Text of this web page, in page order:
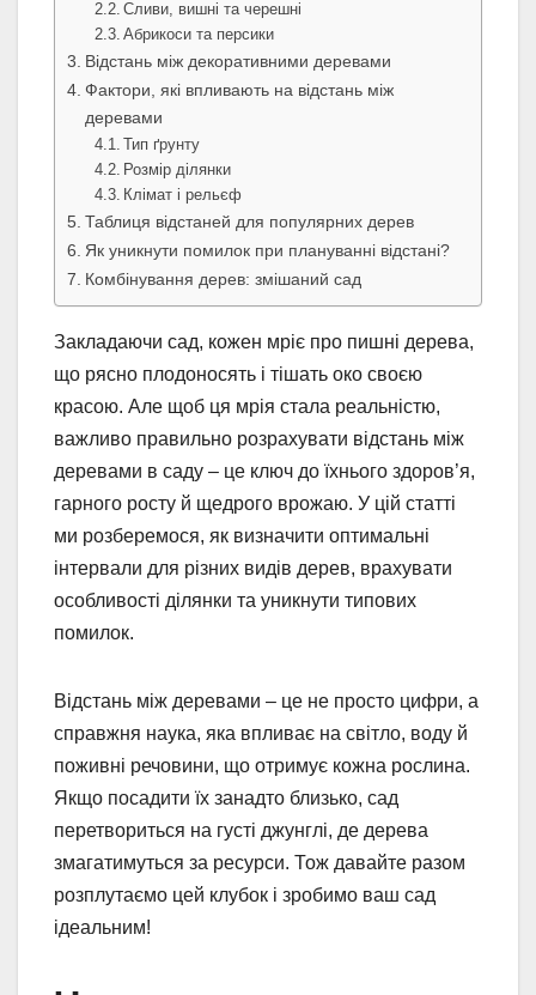
Сливи, вишні та черешні
Абрикоси та персики
Відстань між декоративними деревами
Фактори, які впливають на відстань між
деревами
Тип ґрунту
Розмір ділянки
Клімат і рельєф
Таблиця відстаней для популярних дерев
Як уникнути помилок при плануванні відстані?
Комбінування дерев: змішаний сад
Закладаючи сад, кожен мріє про пишні дерева,
що рясно плодоносять і тішать око своєю
красою. Але щоб ця мрія стала реальністю,
важливо правильно розрахувати відстань між
деревами в саду – це ключ до їхнього здоров’я,
гарного росту й щедрого врожаю. У цій статті
ми розберемося, як визначити оптимальні
інтервали для різних видів дерев, врахувати
особливості ділянки та уникнути типових
помилок.
Відстань між деревами – це не просто цифри, а
справжня наука, яка впливає на світло, воду й
поживні речовини, що отримує кожна рослина.
Якщо посадити їх занадто близько, сад
перетвориться на густі джунглі, де дерева
змагатимуться за ресурси. Тож давайте разом
розплутаємо цей клубок і зробимо ваш сад
ідеальним!